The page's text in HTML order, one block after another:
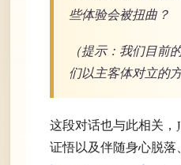
些体验会被扭曲？
（提示：我们目前
们以主客体对立的
这段对话也与此相关
证悟以及伴随身心脱落